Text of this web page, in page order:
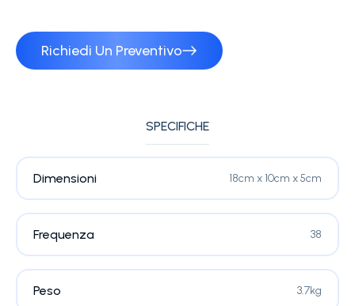
Richiedi Un Preventivo
SPECIFICHE
Dimensioni 18cm x 10cm x 5cm
Frequenza 38
Peso 3.7kg